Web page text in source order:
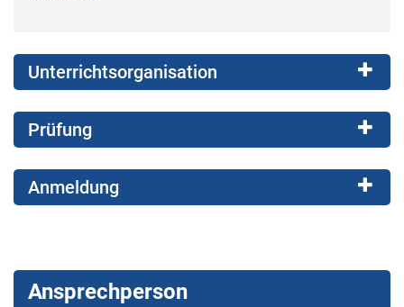
Unterrichtsorganisation
Prüfung
Anmeldung
Ansprechperson